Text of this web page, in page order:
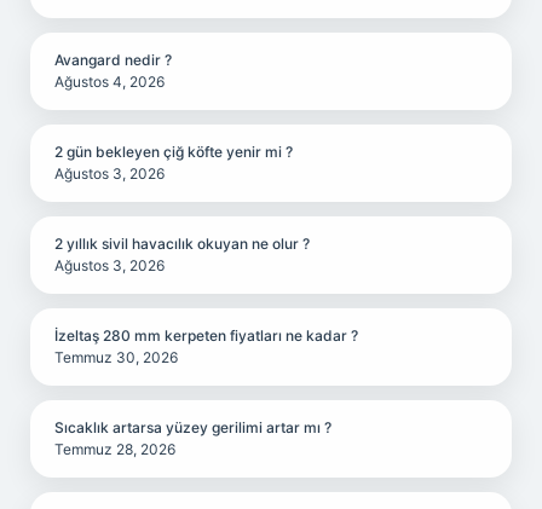
Avangard nedir ?
Ağustos 4, 2026
2 gün bekleyen çiğ köfte yenir mi ?
Ağustos 3, 2026
2 yıllık sivil havacılık okuyan ne olur ?
Ağustos 3, 2026
İzeltaş 280 mm kerpeten fiyatları ne kadar ?
Temmuz 30, 2026
Sıcaklık artarsa yüzey gerilimi artar mı ?
Temmuz 28, 2026